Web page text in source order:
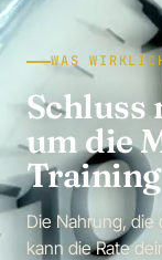
WAS
Schluss
um die
Training
Die Nahrung,
kann die Rate